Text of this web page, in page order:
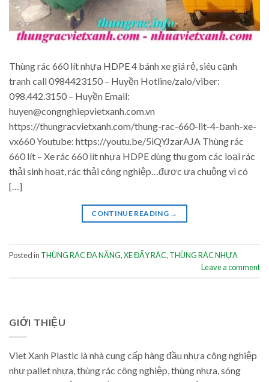
Thùng rác 660 lít nhựa HDPE 4 bánh xe giá rẻ, siêu cạnh
tranh call 0984423150 – Huyền Hotline/zalo/viber:
098.442.3150 – Huyền Email:
huyen@congnghiepvietxanh.com.vn
https://thungracvietxanh.com/thung-rac-660-lit-4-banh-xe-
vx660 Youtube: https://youtu.be/5iQYJzarAJA Thùng rác
660 lít – Xe rác 660 lít nhựa HDPE dùng thu gom các loại rác
thải sinh hoạt, rác thải công nghiệp…được ưa chuộng vì có
[…]
CONTINUE READING →
Posted in THÙNG RÁC ĐA NĂNG,XE ĐẨY RÁC, THÙNG RÁC NHỰA
Leave a comment
GIỚI THIỆU
Viet Xanh Plastic là nhà cung cấp hàng đầu nhựa công nghiệp
như pallet nhựa, thùng rác công nghiệp, thùng nhựa, sóng